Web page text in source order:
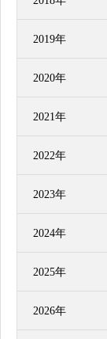
2019年
2020年
2021年
2022年
2023年
2024年
2025年
2026年